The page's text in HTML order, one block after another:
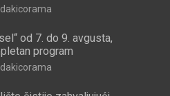
dakicorama
od 7. do 9. avgusta,
program
dakicorama